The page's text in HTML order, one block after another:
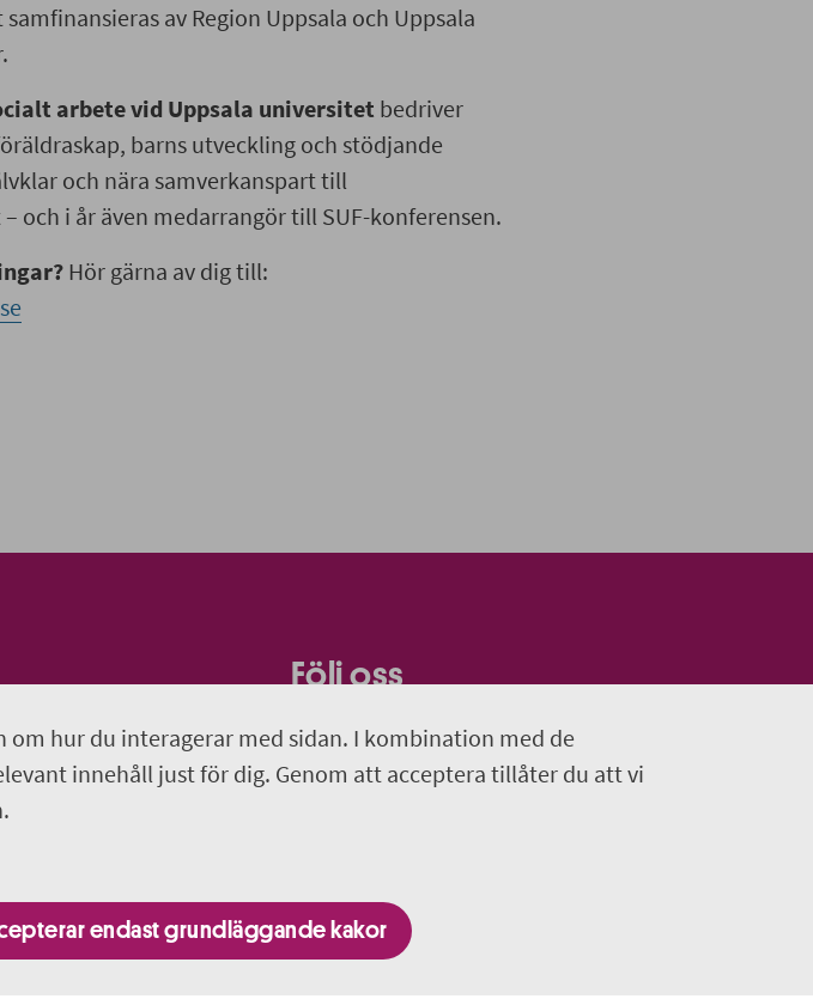
hur du interagerar med sidan. I kombination med de
innehåll just för dig. Genom att acceptera tillåter du att vi
endast grundläggande kakor
av Region Uppsala och Uppsala
arbete vid Uppsala universitet bedriver
barns utveckling och stödjande
och nära samverkanspart till
och i år även medarrangör till SUF-konferensen.
Hör gärna av dig till:
Följ oss
Nyhetsbrev
Facebook